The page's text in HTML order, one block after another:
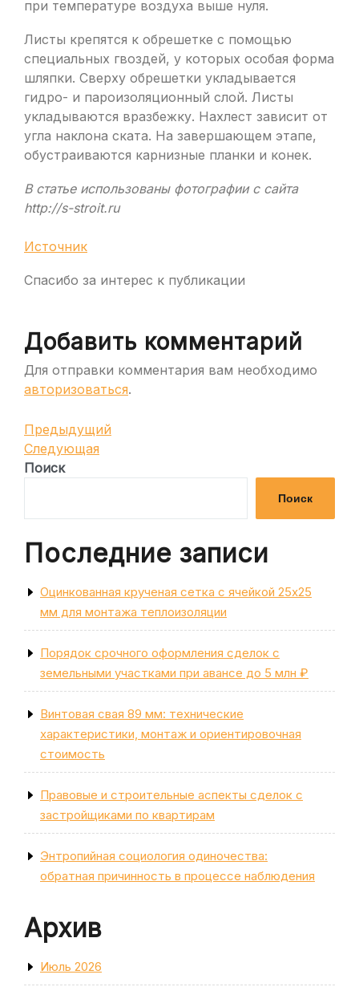
при температуре воздуха выше нуля.
Листы крепятся к обрешетке с помощью
специальных гвоздей, у которых особая форма
шляпки. Сверху обрешетки укладывается
гидро- и пароизоляционный слой. Листы
укладываются вразбежку. Нахлест зависит от
угла наклона ската. На завершающем этапе,
обустраиваются карнизные планки и конек.
В статье использованы фотографии с сайта
http://s-stroit.ru
Источник
Спасибо за интерес к публикации
Добавить комментарий
Для отправки комментария вам необходимо
авторизоваться.
Навигация
по
Предыдущая
запись
Предыдущий
Следующая
запись
Следующая
Поиск
Поиск
Последние записи
Оцинкованная крученая сетка с ячейкой 25х25
мм для монтажа теплоизоляции
Порядок срочного оформления сделок с
земельными участками при авансе до 5 млн ₽
Винтовая свая 89 мм: технические
характеристики, монтаж и ориентировочная
стоимость
Правовые и строительные аспекты сделок с
застройщиками по квартирам
Энтропийная социология одиночества:
обратная причинность в процессе наблюдения
Архив
Июль 2026